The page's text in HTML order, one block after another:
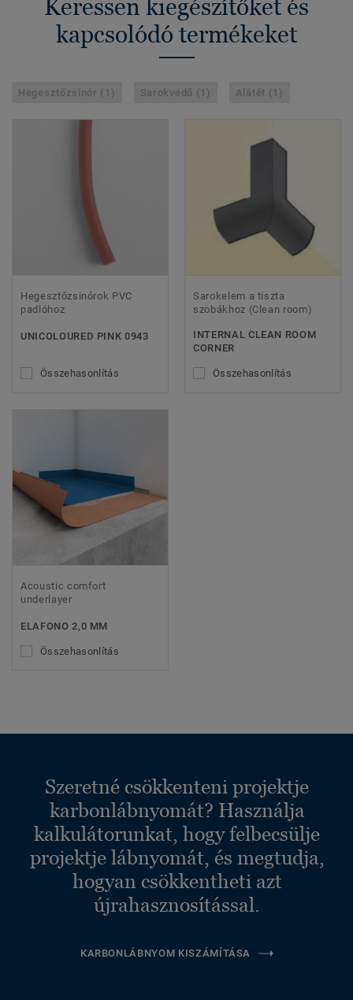
Keressen kiegészítőket és
kapcsolódó termékeket
Hegesztőzsinór (1) Sarokvédő (1) Alátét (1)
Hegesztőzsinórok PVC
padlóhoz
UNICOLOURED PINK 0943
Összehasonlítás
Sarokelem a tiszta
szobákhoz (Clean room)
INTERNAL CLEAN ROOM
CORNER
Összehasonlítás
Acoustic comfort
underlayer
ELAFONO 2,0 MM
Összehasonlítás
Szeretné csökkenteni projektje
karbonlábnyomát? Használja
kalkulátorunkat, hogy felbecsülje
projektje lábnyomát, és megtudja,
hogyan csökkentheti azt
újrahasznosítással.
KARBONLÁBNYOM KISZÁMÍTÁSA